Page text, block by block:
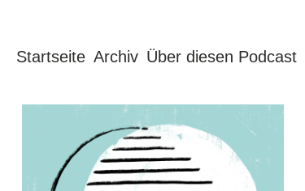
Startseite Archiv Über diesen Podcast